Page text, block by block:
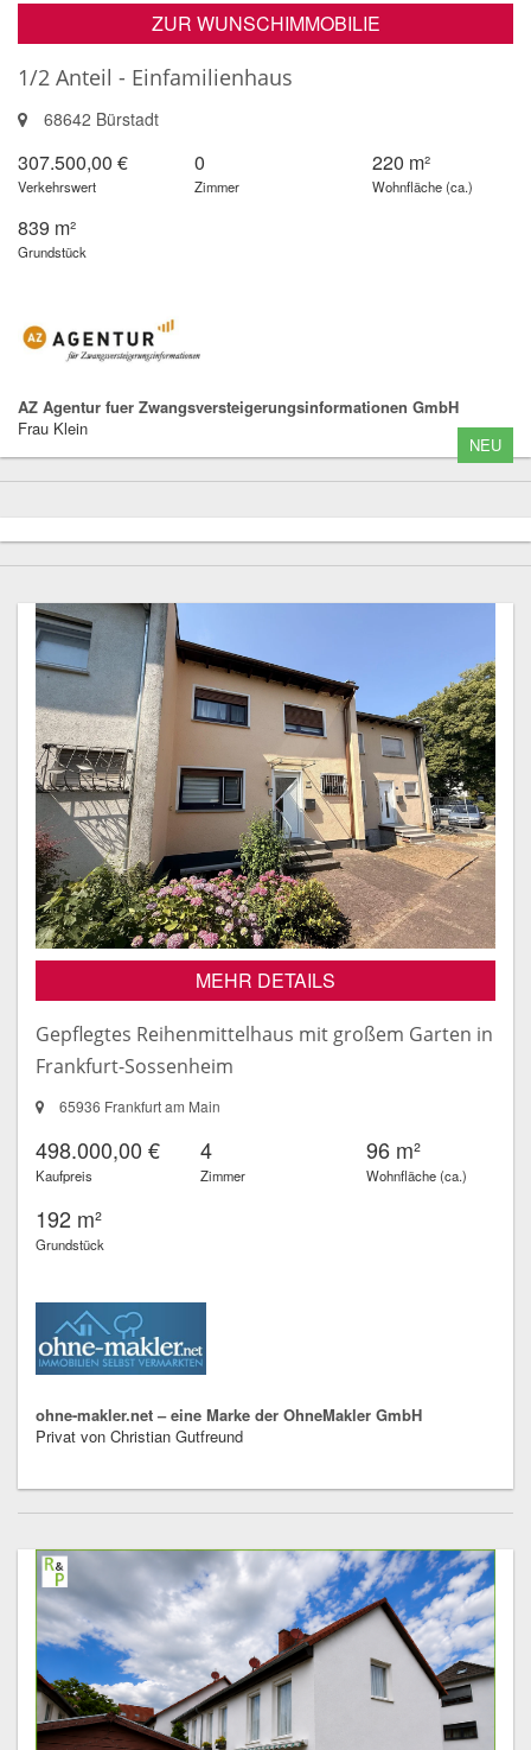
ZUR WUNSCHIMMOBILIE
1/2 Anteil - Einfamilienhaus
68642 Bürstadt
307.500,00 €
Verkehrswert
0
Zimmer
220 m²
Wohnfläche (ca.)
839 m²
Grundstück
AZ Agentur fuer Zwangsversteigerungsinformationen GmbH
Frau Klein
NEU
MEHR DETAILS
Gepflegtes Reihenmittelhaus mit großem Garten in
Frankfurt-Sossenheim
65936 Frankfurt am Main
498.000,00 €
Kaufpreis
4
Zimmer
96 m²
Wohnfläche (ca.)
192 m²
Grundstück
ohne-makler.net – eine Marke der OhneMakler GmbH
Privat von Christian Gutfreund